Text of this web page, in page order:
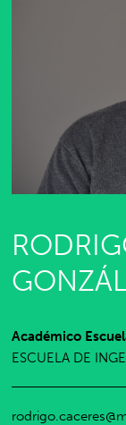
Académico
ESCUELA DE